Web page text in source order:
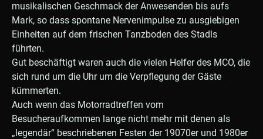
musikalischen Geschmack der Anwesenden bis aufs
Mark, so dass spontane Nervenimpulse zu ausgiebigen
Einheiten auf dem frischen Tanzboden des Stadls
führten.
Gut beschäftigt waren auch die vielen Helfer des MCO, die
sich rund um die Uhr um die Verpflegung der Gäste
kümmerten.
Auch wenn das Motorradtreffen vom
Besucheraufkommen lange nicht mehr mit denen als
„legendär“ beschriebenen Festen der 19070er und 1980er